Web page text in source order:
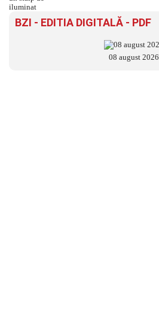
BZI - EDITIA DIGITALĂ - PDF
08 august 2026